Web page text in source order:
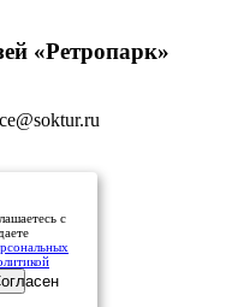
«Ретропарк»
с